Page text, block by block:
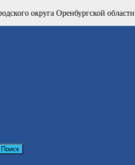
округа Оренбургской области